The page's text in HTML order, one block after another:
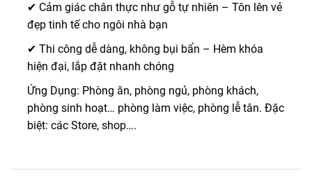
✔ Cảm giác chân thực như gỗ tự nhiên – Tôn lên vẻ
đẹp tinh tế cho ngôi nhà bạn
✔ Thi công dễ dàng, không bụi bẩn – Hèm khóa
hiện đại, lắp đặt nhanh chóng
Ứng Dụng: Phòng ăn, phòng ngủ, phòng khách,
phòng sinh hoạt… phòng làm việc, phòng lễ tân. Đặc
biệt: các Store, shop….